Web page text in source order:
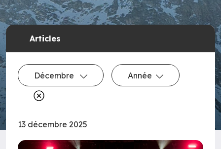
Articles
Décembre Année
13 décembre 2025